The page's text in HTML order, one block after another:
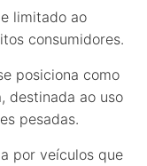
limitado ao
consumidores.
posiciona como
destinada ao uso
pesadas.
por veículos que